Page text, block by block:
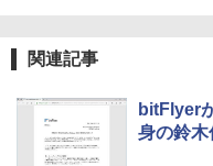
関連記事
bitFlyer
身の鈴木